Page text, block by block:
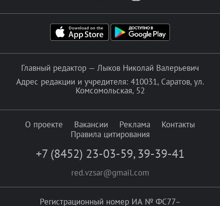
Главный редактор — Лыков Николай Валерьевич
Адрес редакции и учредителя: 410031, Саратов, ул.
Комсомольская, 52
О проекте Вакансии Реклама
Контакты
Правила цитирования
+7 (8452) 23-03-59, 39-39-41
red.vzsar@gmail.com
Регистрационный номер ИА № ФС77–